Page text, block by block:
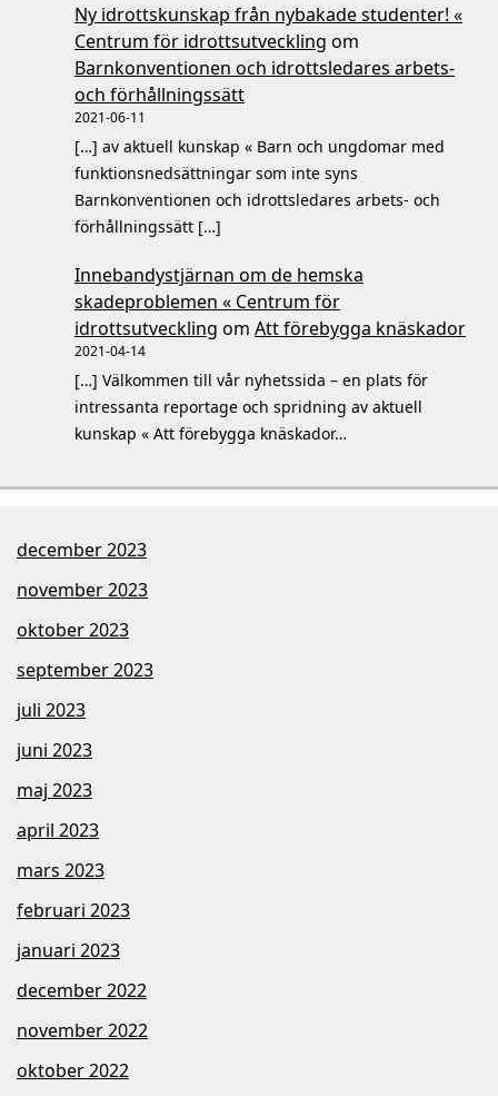
Ny idrottskunskap från nybakade studenter! «
Centrum för idrottsutveckling om
Barnkonventionen och idrottsledares arbets-
och förhållningssätt
2021-06-11
[…] av aktuell kunskap « Barn och ungdomar med
funktionsnedsättningar som inte syns
Barnkonventionen och idrottsledares arbets- och
förhållningssätt […]
Innebandystjärnan om de hemska
skadeproblemen « Centrum för
idrottsutveckling om Att förebygga knäskador
2021-04-14
[…] Välkommen till vår nyhetssida – en plats för
intressanta reportage och spridning av aktuell
kunskap « Att förebygga knäskador…
december 2023
november 2023
oktober 2023
september 2023
juli 2023
juni 2023
maj 2023
april 2023
mars 2023
februari 2023
januari 2023
december 2022
november 2022
oktober 2022